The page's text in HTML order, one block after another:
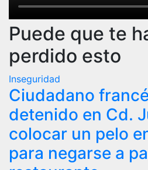
Puede que te
perdido esto
Inseguridad
Ciudadano
detenido en Cd.
colocar un pelo
para negarse a